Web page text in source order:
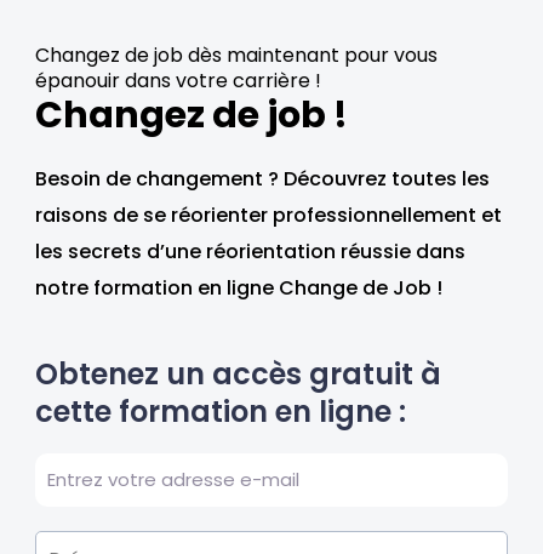
Changez de job dès maintenant pour vous
épanouir dans votre carrière !
Changez de job !
Besoin de changement ? Découvrez toutes les
raisons de se réorienter professionnellement et
les secrets d’une réorientation réussie dans
notre formation en ligne Change de Job !
Obtenez un accès gratuit à
cette formation en ligne :